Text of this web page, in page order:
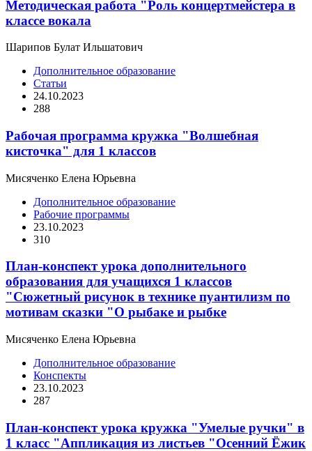
Методическая работа "Роль концертмейстера в
классе вокала
Шарипов Булат Ильшатович
Дополнительное образование
Статьи
24.10.2023
288
Рабочая программа кружка "Волшебная
кисточка" для 1 классов
Мисяченко Елена Юрьевна
Дополнительное образование
Рабочие программы
23.10.2023
310
План-конспект урока дополнительного
образования для учащихся 1 классов
"Сюжетный рисунок в технике пуантилизм по
мотивам сказки "О рыбаке и рыбке
Мисяченко Елена Юрьевна
Дополнительное образование
Конспекты
23.10.2023
287
План-конспект урока кружка "Умелые ручки" в
1 класс "Аппликация из листьев "Осенний Ёжик